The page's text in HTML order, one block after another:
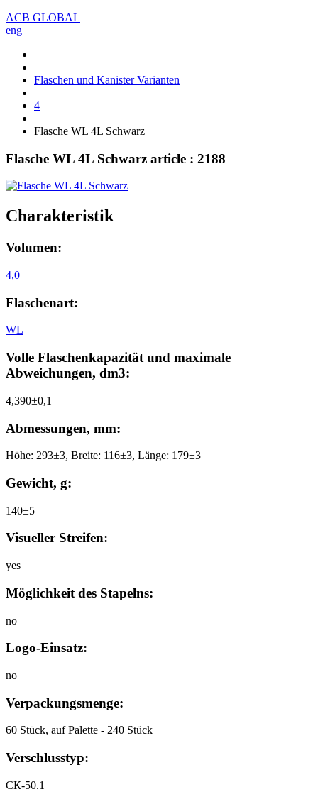
ACB GLOBAL
eng
Flaschen und Kanister Varianten
4
Flasche WL 4L Schwarz
Flasche WL 4L Schwarz article : 2188
Charakteristik
Volumen:
4,0
Flaschenart:
WL
Volle Flaschenkapazität und maximale
Abweichungen, dm3:
4,390±0,1
Abmessungen, mm:
Höhe: 293±3, Breite: 116±3, Länge: 179±3
Gewicht, g:
140±5
Visueller Streifen:
yes
Möglichkeit des Stapelns:
no
Logo-Einsatz:
no
Verpackungsmenge:
60 Stück, auf Palette - 240 Stück
Verschlusstyp:
СК-50.1